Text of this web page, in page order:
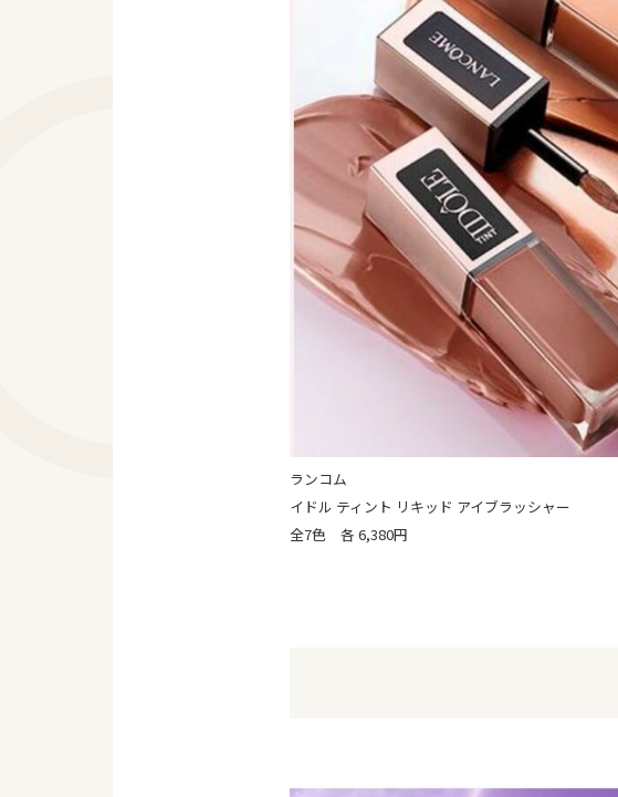
ランコム
イドル ティント リキッド アイブラッシャー
全7色 各 6,380円